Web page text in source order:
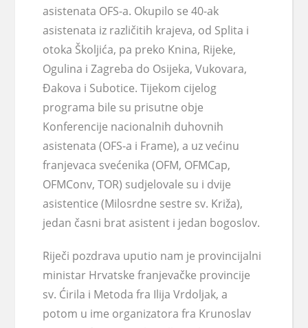
asistenata OFS-a. Okupilo se 40-ak
asistenata iz različitih krajeva, od Splita i
otoka Školjića, pa preko Knina, Rijeke,
Ogulina i Zagreba do Osijeka, Vukovara,
Đakova i Subotice. Tijekom cijelog
programa bile su prisutne obje
Konferencije nacionalnih duhovnih
asistenata (OFS-a i Frame), a uz većinu
franjevaca svećenika (OFM, OFMCap,
OFMConv, TOR) sudjelovale su i dvije
asistentice (Milosrdne sestre sv. Križa),
jedan časni brat asistent i jedan bogoslov.
Riječi pozdrava uputio nam je provincijalni
ministar Hrvatske franjevačke provincije
sv. Ćirila i Metoda fra Ilija Vrdoljak, a
potom u ime organizatora fra Krunoslav